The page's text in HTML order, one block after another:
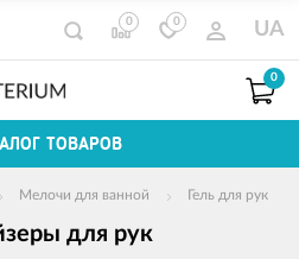
0 0 UA
0
ТОВАРОВ
Мелочи для ванной Гель для рук
для рук